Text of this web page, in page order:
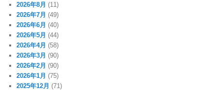
2026年8月 (11)
2026年7月 (49)
2026年6月 (40)
2026年5月 (44)
2026年4月 (58)
2026年3月 (90)
2026年2月 (90)
2026年1月 (75)
2025年12月 (71)